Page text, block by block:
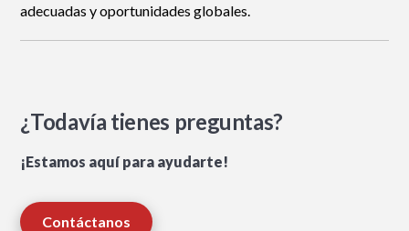
adecuadas y oportunidades globales.
¿Todavía tienes preguntas?
¡Estamos aquí para ayudarte!
Contáctanos